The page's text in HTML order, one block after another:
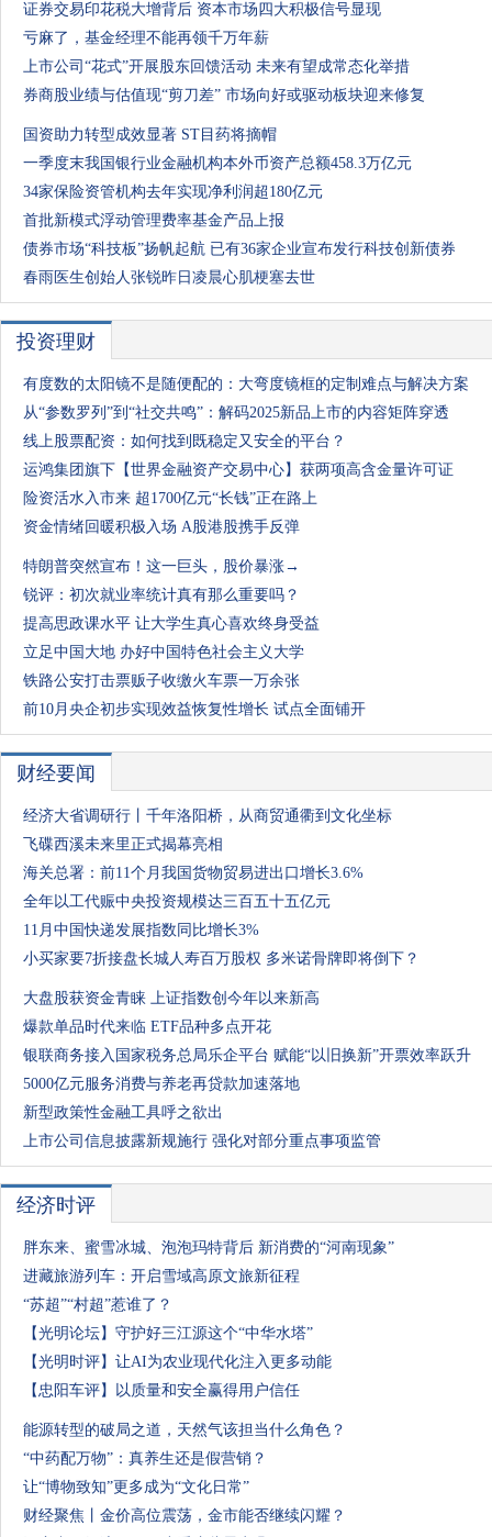
证券交易印花税大增背后 资本市场四大积极信号显现
亏麻了，基金经理不能再领千万年薪
上市公司“花式”开展股东回馈活动 未来有望成常态化举措
券商股业绩与估值现“剪刀差” 市场向好或驱动板块迎来修复
国资助力转型成效显著 ST目药将摘帽
一季度末我国银行业金融机构本外币资产总额458.3万亿元
34家保险资管机构去年实现净利润超180亿元
首批新模式浮动管理费率基金产品上报
债券市场“科技板”扬帆起航 已有36家企业宣布发行科技创新债券
春雨医生创始人张锐昨日凌晨心肌梗塞去世
投资理财
有度数的太阳镜不是随便配的：大弯度镜框的定制难点与解决方案
从“参数罗列”到“社交共鸣”：解码2025新品上市的内容矩阵穿透
线上股票配资：如何找到既稳定又安全的平台？
运鸿集团旗下【世界金融资产交易中心】获两项高含金量许可证
险资活水入市来 超1700亿元“长钱”正在路上
资金情绪回暖积极入场 A股港股携手反弹
特朗普突然宣布！这一巨头，股价暴涨→
锐评：初次就业率统计真有那么重要吗？
提高思政课水平 让大学生真心喜欢终身受益
立足中国大地 办好中国特色社会主义大学
铁路公安打击票贩子收缴火车票一万余张
前10月央企初步实现效益恢复性增长 试点全面铺开
财经要闻
经济大省调研行丨千年洛阳桥，从商贸通衢到文化坐标
飞碟西溪未来里正式揭幕亮相
海关总署：前11个月我国货物贸易进出口增长3.6%
全年以工代赈中央投资规模达三百五十五亿元
11月中国快递发展指数同比增长3%
小买家要7折接盘长城人寿百万股权 多米诺骨牌即将倒下？
大盘股获资金青睐 上证指数创今年以来新高
爆款单品时代来临 ETF品种多点开花
银联商务接入国家税务总局乐企平台 赋能“以旧换新”开票效率跃升
5000亿元服务消费与养老再贷款加速落地
新型政策性金融工具呼之欲出
上市公司信息披露新规施行 强化对部分重点事项监管
经济时评
胖东来、蜜雪冰城、泡泡玛特背后 新消费的“河南现象”
进藏旅游列车：开启雪域高原文旅新征程
“苏超”“村超”惹谁了？
【光明论坛】守护好三江源这个“中华水塔”
【光明时评】让AI为农业现代化注入更多动能
【忠阳车评】以质量和安全赢得用户信任
能源转型的破局之道，天然气该担当什么角色？
“中药配万物”：真养生还是假营销？
让“博物致知”更多成为“文化日常”
财经聚焦丨金价高位震荡，金市能否继续闪耀？